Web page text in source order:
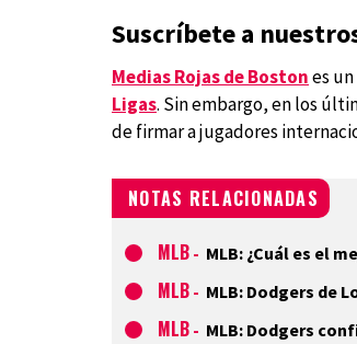
Suscríbete a
Medias Rojas de Bostones
Ligas. Sin embargo, en los
de firmar a jugadores
NOTAS RELACIONADAS
MLB - MLB: ¿Cuál es el
MLB - MLB: Dodgers de
MLB - MLB: Dodgers